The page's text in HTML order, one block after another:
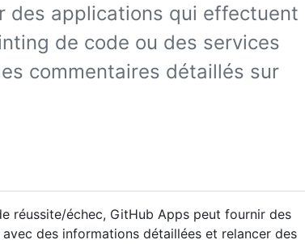
des applications qui effectuent
de code ou des services
commentaires détaillés sur
réussite/échec, GitHub Apps peut fournir des
des informations détaillées et relancer des